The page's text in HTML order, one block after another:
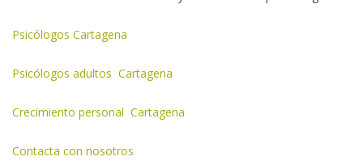
Psicólogos Cartagena
Psicólogos adultos Cartagena
Crecimiento personal Cartagena
Contacta con nosotros